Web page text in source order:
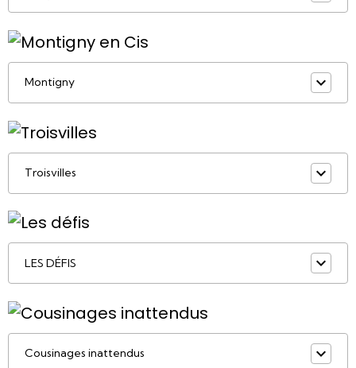
Montigny
Troisvilles
LES DÉFIS
Cousinages inattendus